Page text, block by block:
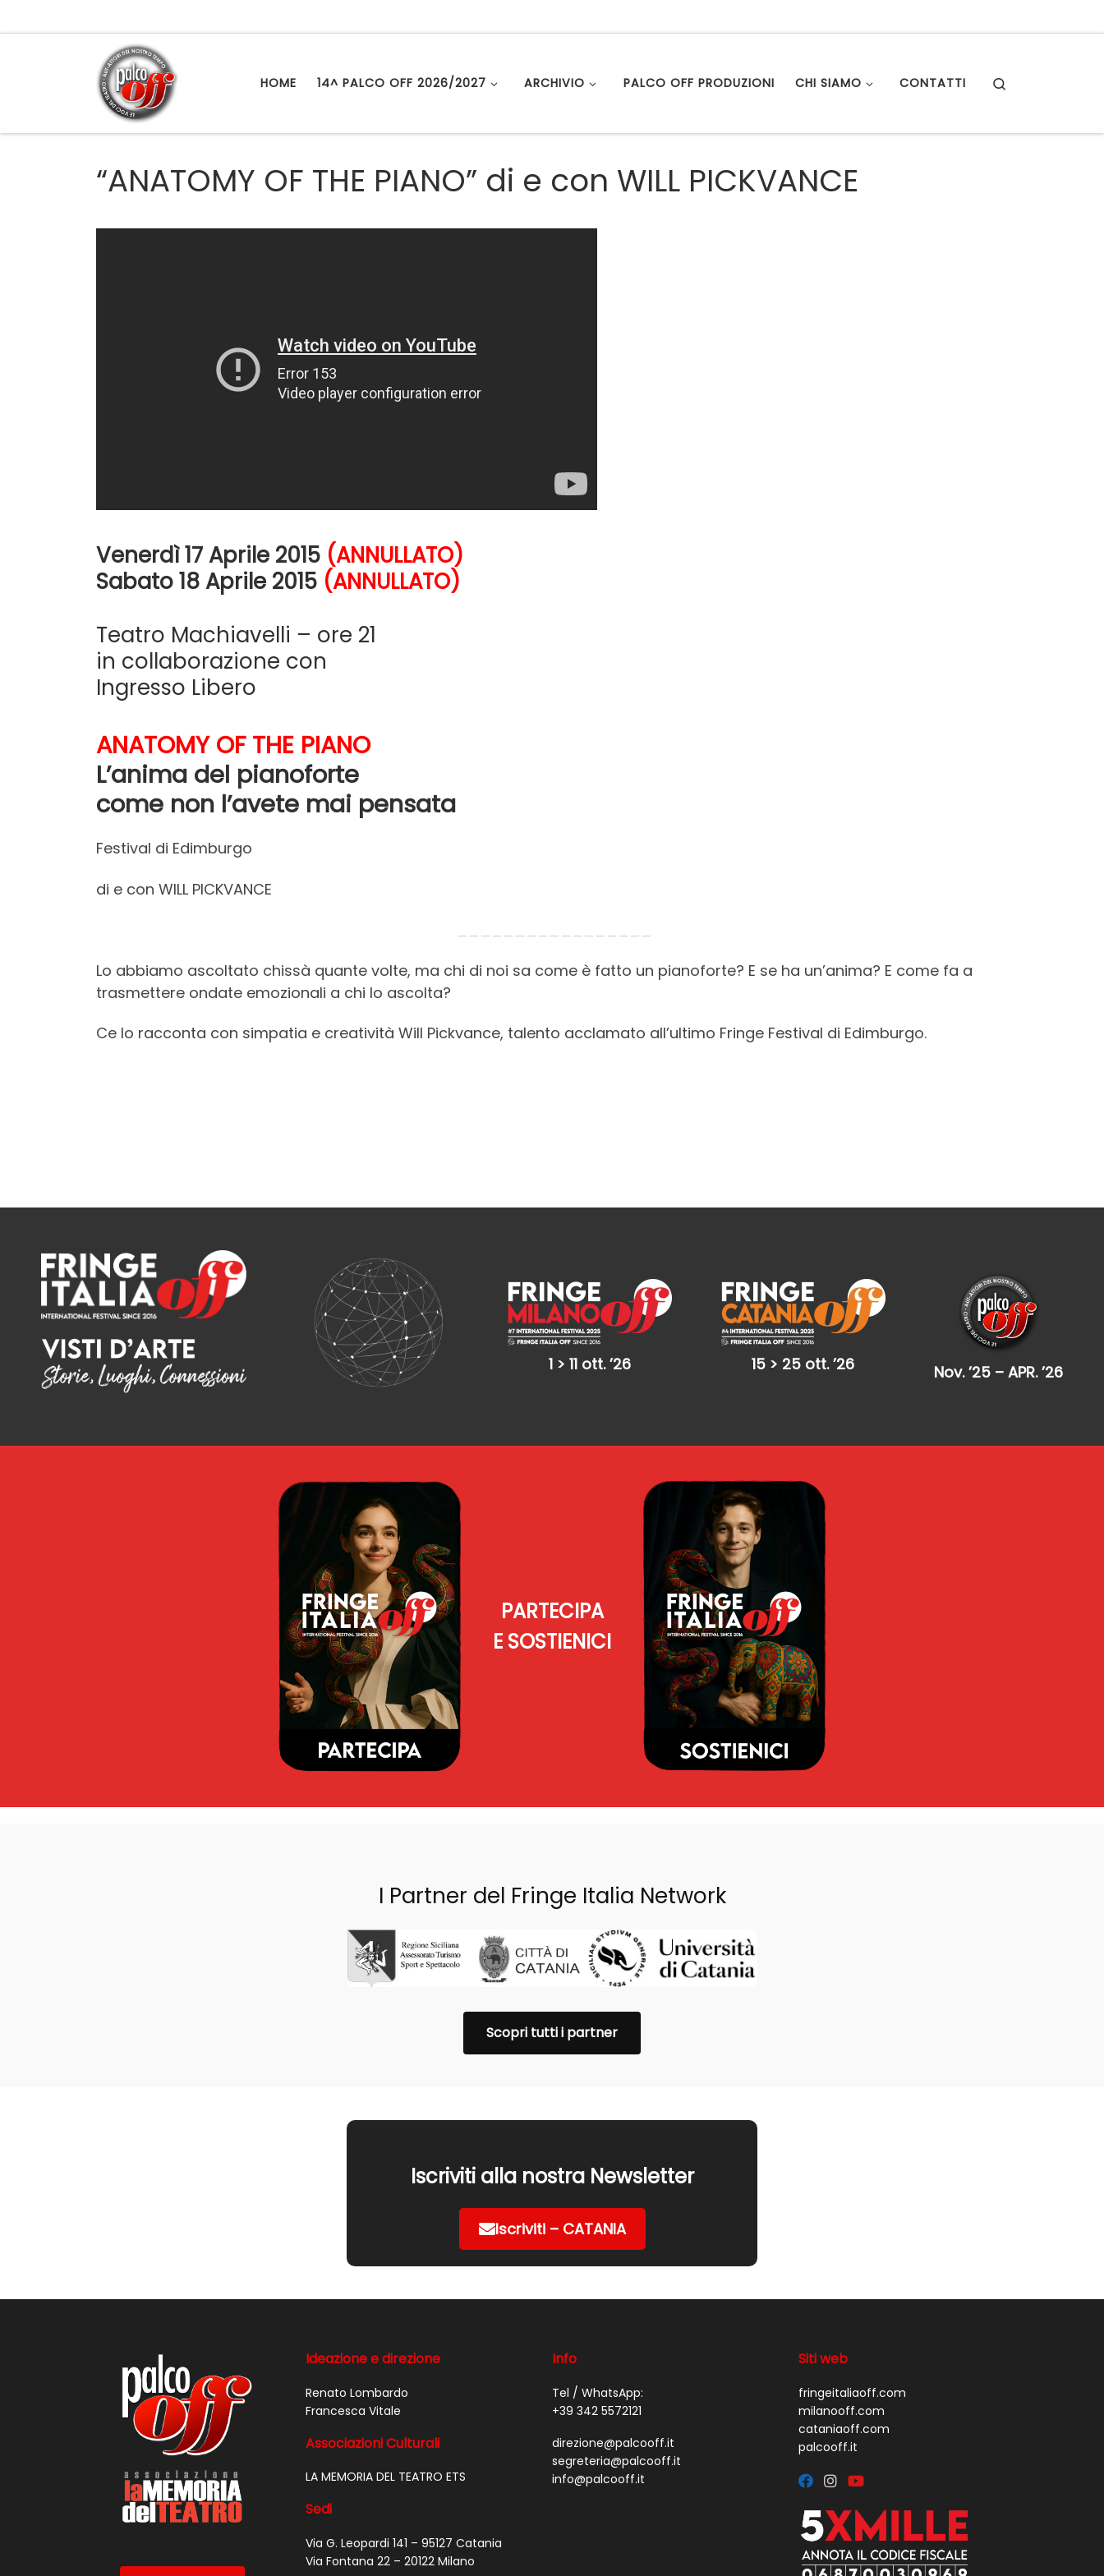
HOME 14^ PALCO OFF 2026/2027 ARCHIVIO PALCO OFF PRODUZIONI CHI SIAMO CONTATTI
“ANATOMY OF THE PIANO” di e con WILL PICKVANCE
Venerdì 17 Aprile 2015 (ANNULLATO)
Sabato 18 Aprile 2015 (ANNULLATO)
Teatro Machiavelli – ore 21
in collaborazione con
Ingresso Libero
ANATOMY OF THE PIANO
L’anima del pianoforte
come non l’avete mai pensata
Festival di Edimburgo
di e con WILL PICKVANCE
Lo abbiamo ascoltato chissà quante volte, ma chi di noi sa come è fatto un pianoforte? E se ha un’anima? E come fa a
trasmettere ondate emozionali a chi lo ascolta?
Ce lo racconta con simpatia e creatività Will Pickvance, talento acclamato all’ultimo Fringe Festival di Edimburgo.
1 > 11 ott. ’26 15 > 25 ott. ’26 Nov. ’25 – APR. ’26
PARTECIPA
E SOSTIENICI
I Partner del Fringe Italia Network
Scopri tutti i partner
Iscriviti alla nostra Newsletter
Iscriviti – CATANIA
Ideazione e direzione
Renato Lombardo
Francesca Vitale
Associazioni Culturali
LA MEMORIA DEL TEATRO ETS
Sedi
Via G. Leopardi 141 – 95127 Catania
Via Fontana 22 – 20122 Milano
Info
Tel / WhatsApp:
+39 342 5572121
direzione@palcooff.it
segreteria@palcooff.it
info@palcooff.it
Siti web
fringeitaliaoff.com
milanooff.com
cataniaoff.com
palcooff.it